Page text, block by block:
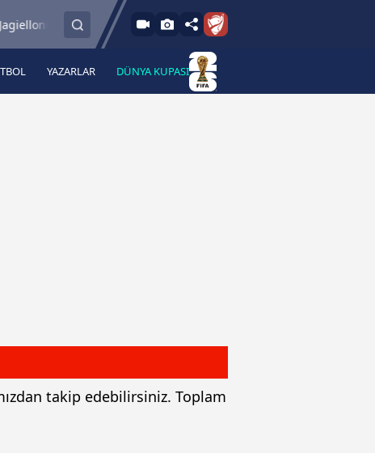
Bialystok
6.8.2026 - Per
19:00
Glasgow Rangers
A Haber
A Haber Radyo
YAZARLAR DÜNYA KUPASI
takip edebilirsiniz. Toplam